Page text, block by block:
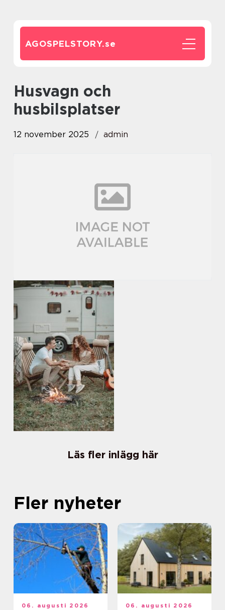
AGOSPELSTORY.se
Husvagn och
husbilsplatser
12 november 2025 admin
Läs fler inlägg här
Fler nyheter
06. augusti 2026 06. augusti 2026